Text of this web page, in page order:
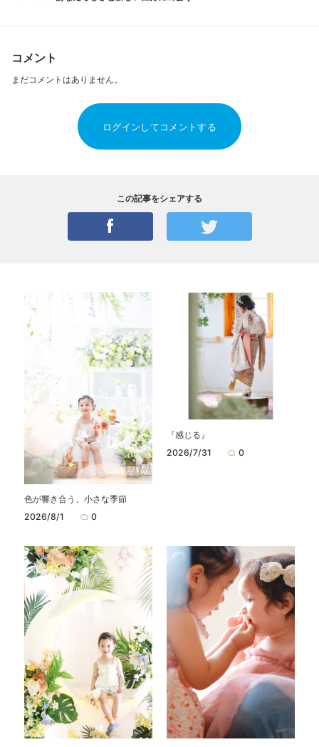
コメント
まだコメントはありません。
ログインしてコメントする
この記事をシェアする
色が響き合う、小さな季節
2026/8/1
0
『感じる』
2026/7/31
0